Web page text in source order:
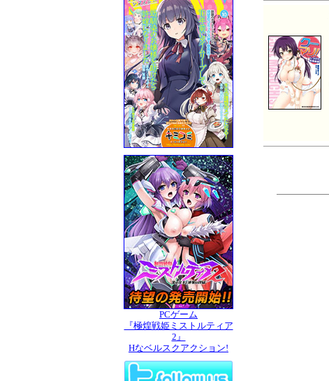
PCゲーム
『極煌戦姫ミストルティア
2』
Hなベルスクアクション!